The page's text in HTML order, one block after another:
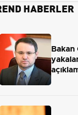
HABERLER
Bakan